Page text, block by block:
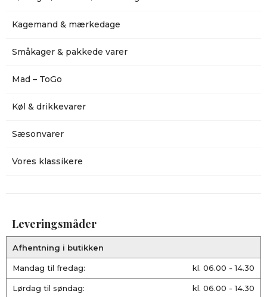
Kagemand & mærkedage
Småkager & pakkede varer
Mad – ToGo
Køl & drikkevarer
Sæsonvarer
Vores klassikere
Leveringsmåder
Afhentning i butikken
Mandag til fredag: kl. 06.00 - 14.30
Lørdag til søndag: kl. 06.00 - 14.30